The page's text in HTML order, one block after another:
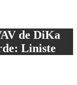
de DiKa
Liniste